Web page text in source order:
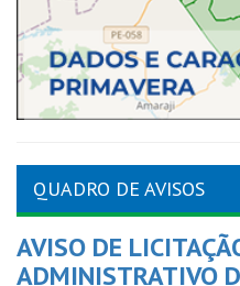
QUADRO DE AVISOS
AVISO DE
ADMINISTRATIVO